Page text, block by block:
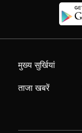
मुख्य सुर्खियां
ताजा खबरें